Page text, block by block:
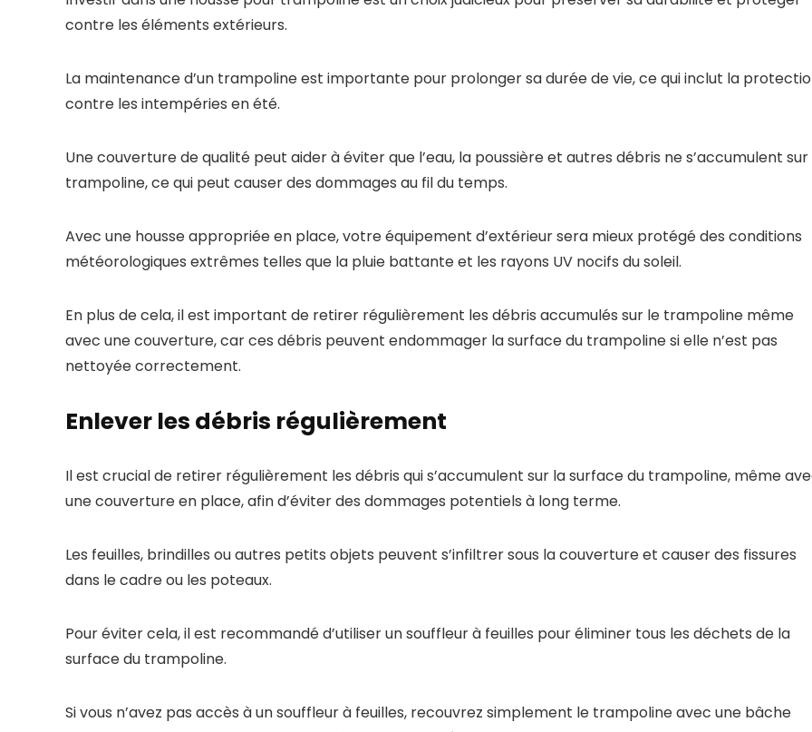
contre les éléments extérieurs.
La maintenance d’un trampoline est importante pour prolonger sa durée de vie, ce qui inclut la
contre les intempéries en été.
Une couverture de qualité peut aider à éviter que l’eau, la poussière et autres débris ne s’accumulent sur
trampoline, ce qui peut causer des dommages au fil du temps.
Avec une housse appropriée en place, votre équipement d’extérieur sera mieux protégé des conditions
météorologiques extrêmes telles que la pluie battante et les rayons UV nocifs du soleil.
En plus de cela, il est important de retirer régulièrement les débris accumulés sur le trampoline même
avec une couverture, car ces débris peuvent endommager la surface du trampoline si elle n’est pas
nettoyée correctement.
Enlever les débris régulièrement
Il est crucial de retirer régulièrement les débris qui s’accumulent sur la surface du trampoline, même
une couverture en place, afin d’éviter des dommages potentiels à long terme.
Les feuilles, brindilles ou autres petits objets peuvent s’infiltrer sous la couverture et causer des fissures
dans le cadre ou les poteaux.
Pour éviter cela, il est recommandé d’utiliser un souffleur à feuilles pour éliminer tous les déchets de la
surface du trampoline.
Si vous n’avez pas accès à un souffleur à feuilles, recouvrez simplement le trampoline avec une bâche